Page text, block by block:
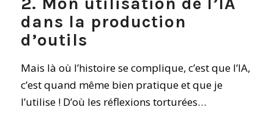
dans la production
d’outils
Mais là où l’histoire se complique, c’est que l’IA,
c’est quand même bien pratique et que je
l’utilise ! D’où les réflexions torturées…